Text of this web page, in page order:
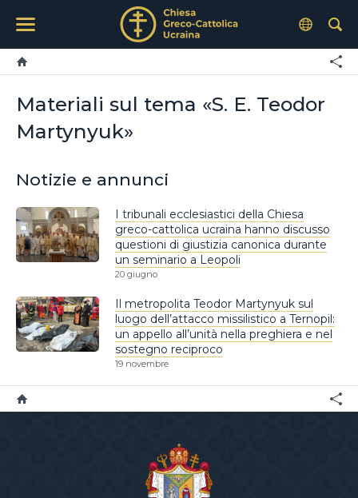
Materiali sul tema «S. E. Teodor
Martynyuk»
Notizie e annunci
I tribunali ecclesiastici della Chiesa
greco-cattolica ucraina hanno discusso
questioni di giustizia canonica durante
un seminario a Leopoli
20 giugno
Il metropolita Teodor Martynyuk sul
luogo dell’attacco missilistico a Ternopil:
un appello all’unità nella preghiera e nel
sostegno reciproco
19 novembre